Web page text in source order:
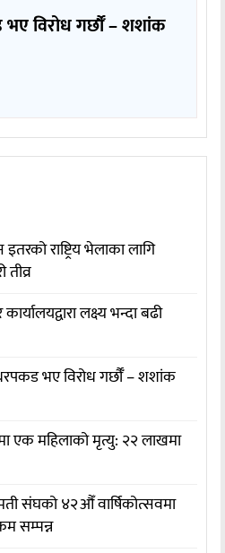
विरोध गर्छौँं – शशांक
राष्ट्रिय भेलाका लागि
लक्ष्य भन्दा बढी
भए विरोध गर्छौँं – शशांक
एक महिलाको मृत्यु: २२ लाखमा
संघको ४२औँ वार्षिकोत्सवमा
सम्पन्न